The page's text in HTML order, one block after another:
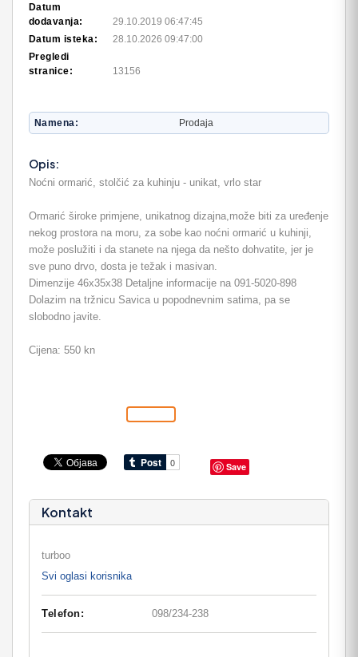
Datum
dodavanja:
29.10.2019 06:47:45
Datum isteka:
28.10.2026 09:47:00
Pregledi
stranice:
13156
Namena Prodaja
Opis:
Noćni ormarić, stolčić za kuhinju - unikat, vrlo star
Ormarić široke primjene, unikatnog dizajna,može biti za uređenje
nekog prostora na moru, za sobe kao noćni ormarić u kuhinji,
može poslužiti i da stanete na njega da nešto dohvatite, jer je
sve puno drvo, dosta je težak i masivan.
Dimenzije 46x35x38 Detaljne informacije na 091-5020-898
Dolazim na tržnicu Savica u popodnevnim satima, pa se
slobodno javite.
Cijena: 550 kn
Save
Kontakt
turboo
Svi oglasi korisnika
Telefon: 098/234-238